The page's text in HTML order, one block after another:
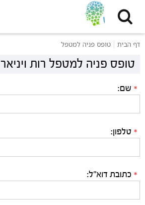
דף הבית טופס פניה למטפל
טופס פניה למטפל רות ויניאר
* שם:
* טלפון:
* כתובת דוא"ל: